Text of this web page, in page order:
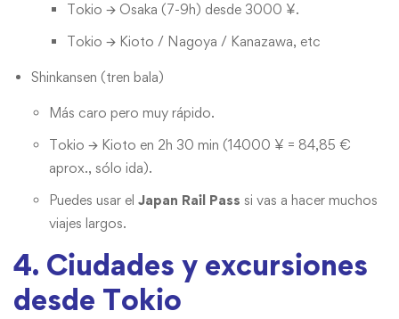
Tokio 🡪 Osaka (7-9h) desde 3000 ¥.
Tokio 🡪 Kioto / Nagoya / Kanazawa, etc
Shinkansen (tren bala)
Más caro pero muy rápido.
Tokio 🡪 Kioto en 2h 30 min (14000 ¥ = 84,85 €
aprox., sólo ida).
Puedes usar el Japan Rail Pass si vas a hacer muchos
viajes largos.
4. Ciudades y excursiones
desde Tokio